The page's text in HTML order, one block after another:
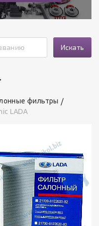
Искать
фильтры
LADA